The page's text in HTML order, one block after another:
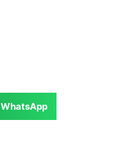
WhatsApp